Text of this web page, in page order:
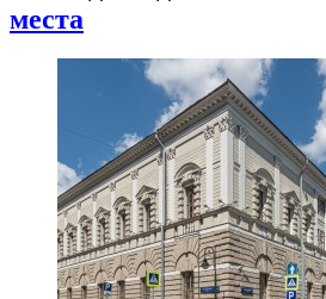
места